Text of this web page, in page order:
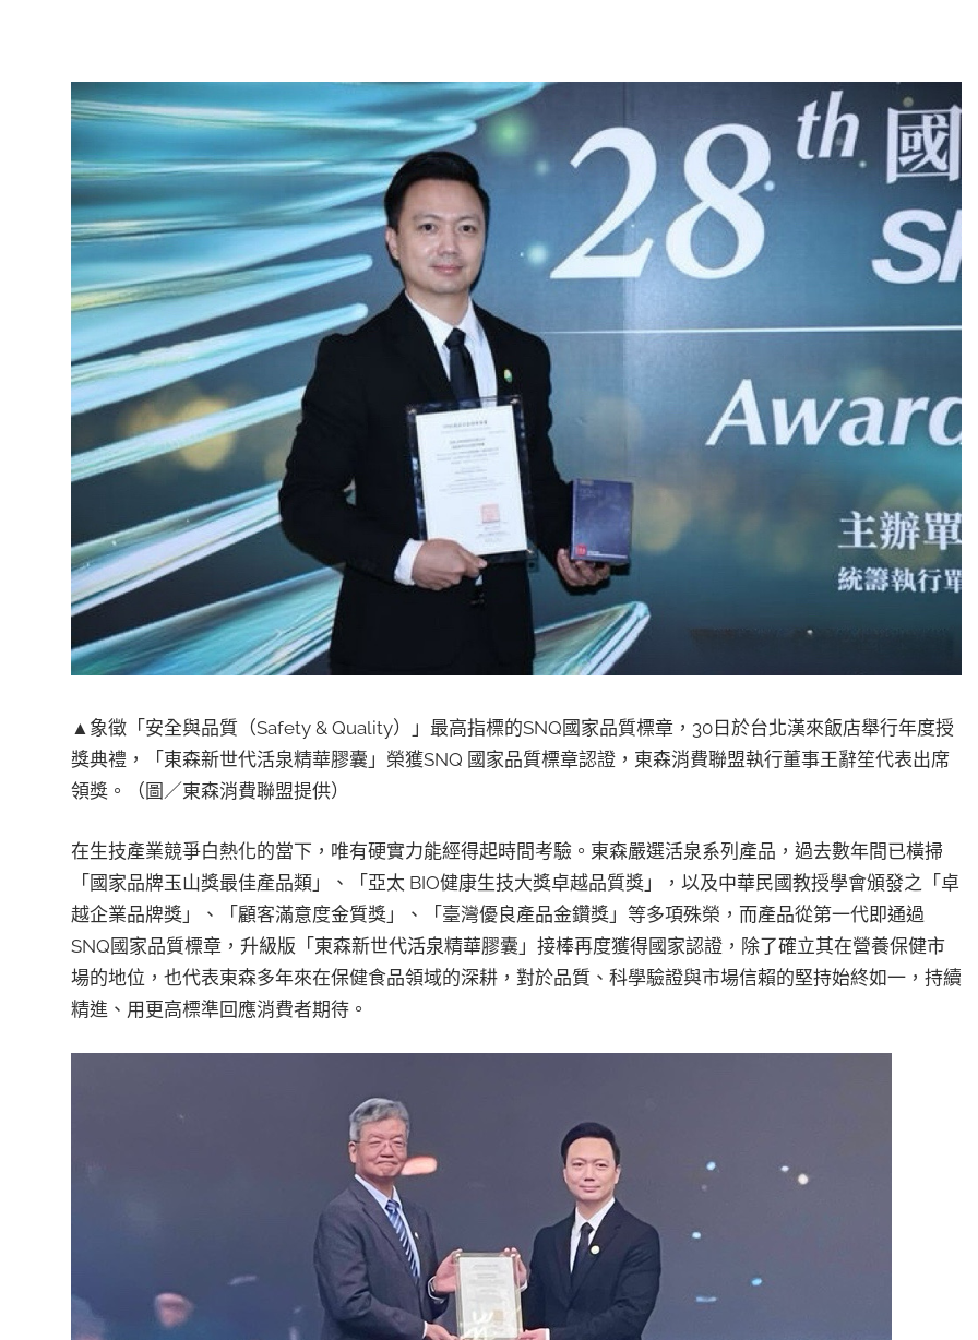
▲象徵「安全與品質（Safety & Quality）」最高指標的SNQ國家品質標章，30日於台北漢來飯店舉行年度授
獎典禮，「東森新世代活泉精華膠囊」榮獲SNQ 國家品質標章認證，東森消費聯盟執行董事王辭笙代表出席
領獎。（圖／東森消費聯盟提供）
在生技產業競爭白熱化的當下，唯有硬實力能經得起時間考驗。東森嚴選活泉系列產品，過去數年間已橫掃
「國家品牌玉山獎最佳產品類」、「亞太 BIO健康生技大獎卓越品質獎」，以及中華民國教授學會頒發之「卓
越企業品牌獎」、「顧客滿意度金質獎」、「臺灣優良產品金鑽獎」等多項殊榮，而產品從第一代即通過
SNQ國家品質標章，升級版「東森新世代活泉精華膠囊」接棒再度獲得國家認證，除了確立其在營養保健市
場的地位，也代表東森多年來在保健食品領域的深耕，對於品質、科學驗證與市場信賴的堅持始終如一，持續
精進、用更高標準回應消費者期待。